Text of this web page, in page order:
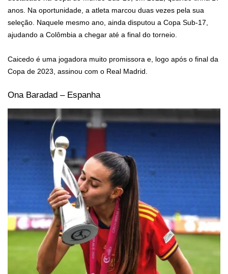
anos. Na oportunidade, a atleta marcou duas vezes pela sua
seleção. Naquele mesmo ano, ainda disputou a Copa Sub-17,
ajudando a Colômbia a chegar até a final do torneio.
Caicedo é uma jogadora muito promissora e, logo após o final da
Copa de 2023, assinou com o Real Madrid.
Ona Baradad – Espanha